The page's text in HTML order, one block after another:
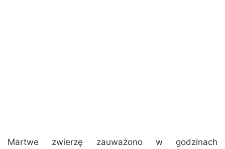
Martwe zwierzę zauważono w godzinach